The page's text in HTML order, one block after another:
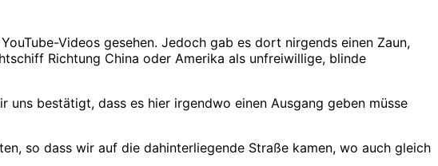
Videos gesehen. Jedoch gab es dort nirgends einen Zaun,
Richtung China oder Amerika als unfreiwillige, blinde
uns bestätigt, dass es hier irgendwo einen Ausgang geben müsse
so dass wir auf die dahinterliegende Straße kamen, wo auch gleich